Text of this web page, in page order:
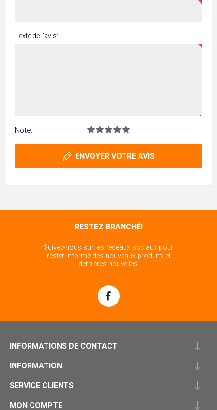
Texte de l'avis:
Note:
ENVOYER VOTRE AVIS
RESTEZ BRANCHÉ!
Suivez-nous sur les réseaux sociaux pour
rester informé des nouveaux produits et
dernières nouvelles.
INFORMATIONS DE CONTACT
INFORMATION
SERVICE CLIENTS
MON COMPTE